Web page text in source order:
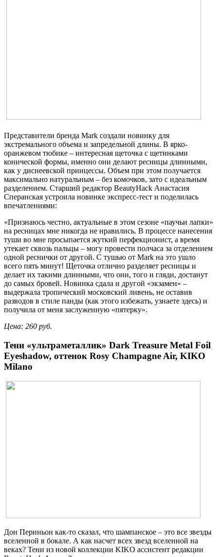
Представители бренда Mark создали новинку для
экстремального объема и запредельной длины. В ярко-
оранжевом тюбике – интересная щеточка с щетинками
конической формы, именно они делают ресницы длинными,
как у диснеевской принцессы. Объем при этом получается
максимально натуральным – без комочков, зато с идеальным
разделением. Старший редактор BeautyHack Анастасия
Сперанская устроила новинке экспресс-тест и поделилась
впечатлениями:
«Признаюсь честно, актуальные в этом сезоне «паучьи лапки»
на ресницах мне никогда не нравились. В процессе нанесения
туши во мне просыпается жуткий перфекционист, а время
утекает сквозь пальцы – могу провести полчаса за отделением
одной реснички от другой. С тушью от Mark на это ушло
всего пять минут! Щеточка отлично разделяет ресницы и
делает их такими длинными, что они, того и гляди, достанут
до самых бровей. Новинка сдала и другой «экзамен» –
выдержала тропический московский ливень, не оставив
разводов в стиле панды (как этого избежать, узнаете здесь) и
получила от меня заслуженную «пятерку».
Цена: 260 руб.
Тени «ультраметаллик» Dark Treasure Metal Foil
Eyeshadow, оттенок Rosy Champagne Air, KIKO
Milano
Дон Периньон как-то сказал, что шампанское – это все звезды
вселенной в бокале. А как насчет всех звезд вселенной на
веках? Тени из новой коллекции KIKO ассистент редакции